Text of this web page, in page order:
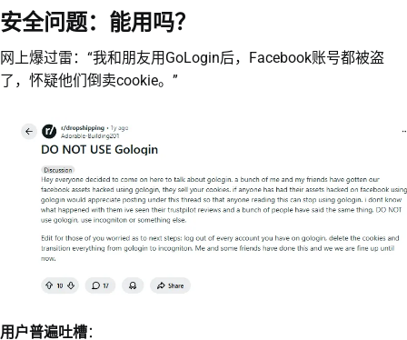
安全问题：能用吗？
网上爆过雷：“我和朋友用GoLogin后，Facebook账号都被盗
了，怀疑他们倒卖cookie。”
用户普遍吐槽：